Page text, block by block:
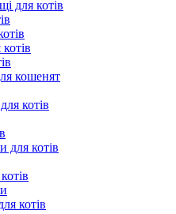
для котів
кошенят
котів
для котів
котів